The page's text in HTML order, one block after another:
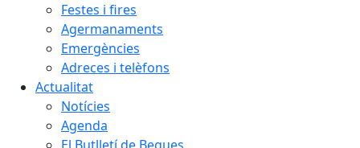
Festes i fires
Agermanaments
Emergències
Adreces i telèfons
Actualitat
Notícies
Agenda